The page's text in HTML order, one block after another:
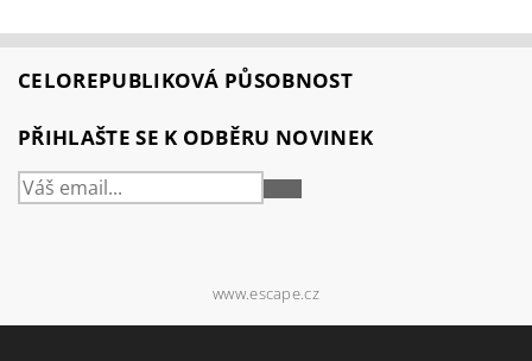
CELOREPUBLIKOVÁ PŮSOBNOST
PŘIHLAŠTE SE K ODBĚRU NOVINEK
PŘIHLÁSIT
www.escape.cz